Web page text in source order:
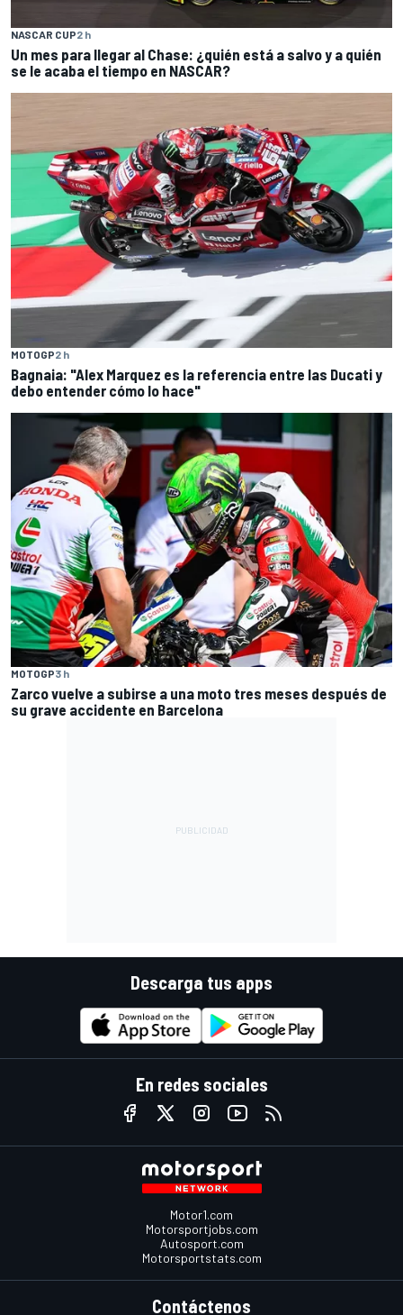
NASCAR CUP2 h
Un mes para llegar al Chase: ¿quién está a salvo y a quién
se le acaba el tiempo en NASCAR?
MOTOGP2 h
Bagnaia: "Alex Marquez es la referencia entre las Ducati y
debo entender cómo lo hace"
MOTOGP3 h
Zarco vuelve a subirse a una moto tres meses después de
su grave accidente en Barcelona
Descarga tus apps
En redes sociales
Motor1.com
Motorsportjobs.com
Autosport.com
Motorsportstats.com
Contáctenos